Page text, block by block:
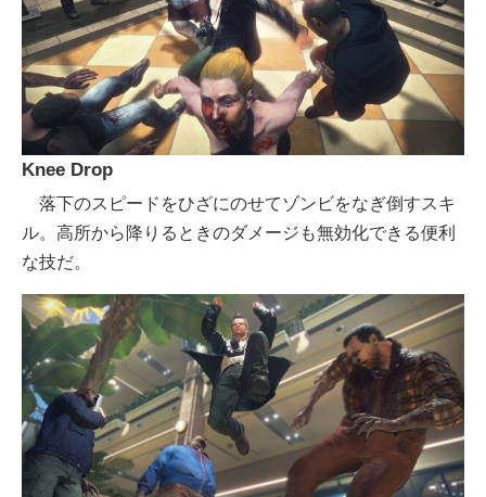
Knee Drop
落下のスピードをひざにのせてゾンビをなぎ倒すスキ
ル。高所から降りるときのダメージも無効化できる便利
な技だ。